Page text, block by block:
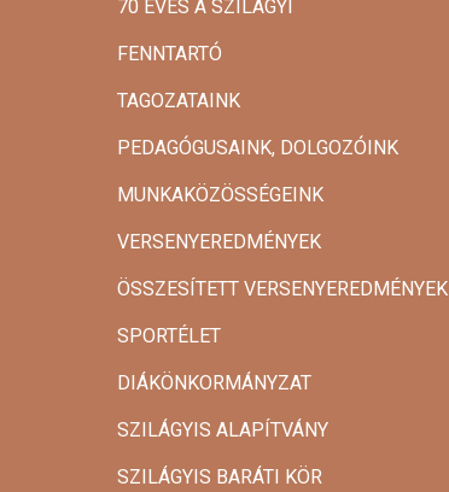
70 ÉVES A SZILÁGYI
FENNTARTÓ
TAGOZATAINK
PEDAGÓGUSAINK, DOLGOZÓINK
MUNKAKÖZÖSSÉGEINK
VERSENYEREDMÉNYEK
ÖSSZESÍTETT VERSENYEREDMÉNYEK
SPORTÉLET
DIÁKÖNKORMÁNYZAT
SZILÁGYIS ALAPÍTVÁNY
SZILÁGYIS BARÁTI KÖR